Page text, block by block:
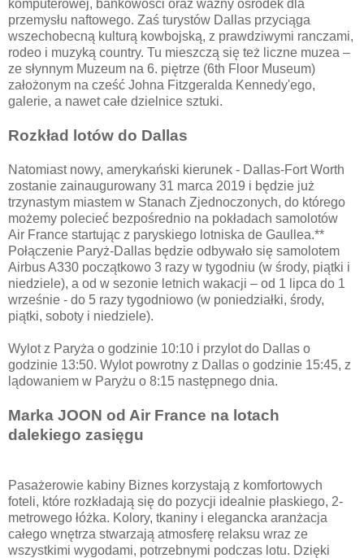
komputerowej, bankowości oraz ważny ośrodek dla
przemysłu naftowego. Zaś turystów Dallas przyciąga
wszechobecną kulturą kowbojską, z prawdziwymi ranczami,
rodeo i muzyką country. Tu mieszczą się też liczne muzea –
ze słynnym Muzeum na 6. piętrze (6th Floor Museum)
założonym na cześć Johna Fitzgeralda Kennedy'ego,
galerie, a nawet całe dzielnice sztuki.
Rozkład lotów do Dallas
Natomiast nowy, amerykański kierunek - Dallas-Fort Worth
zostanie zainaugurowany 31 marca 2019 i będzie już
trzynastym miastem w Stanach Zjednoczonych, do którego
możemy polecieć bezpośrednio na pokładach samolotów
Air France startując z paryskiego lotniska de Gaullea.**
Połączenie Paryż-Dallas będzie odbywało się samolotem
Airbus A330 początkowo 3 razy w tygodniu (w środy, piątki i
niedziele), a od w sezonie letnich wakacji – od 1 lipca do 1
wrześnie - do 5 razy tygodniowo (w poniedziałki, środy,
piątki, soboty i niedziele).
Wylot z Paryża o godzinie 10:10 i przylot do Dallas o
godzinie 13:50. Wylot powrotny z Dallas o godzinie 15:45, z
lądowaniem w Paryżu o 8:15 następnego dnia.
Marka JOON od Air France na lotach
dalekiego zasięgu
Pasażerowie kabiny Biznes korzystają z komfortowych
foteli, które rozkładają się do pozycji idealnie płaskiego, 2-
metrowego łóżka. Kolory, tkaniny i elegancka aranżacja
całego wnętrza stwarzają atmosferę relaksu wraz ze
wszystkimi wygodami, potrzebnymi podczas lotu. Dzięki